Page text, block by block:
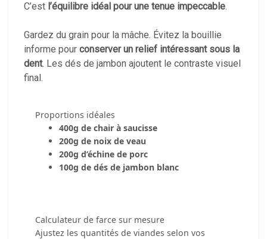
C’est l’équilibre idéal pour une tenue impeccable.
Gardez du grain pour la mâche. Évitez la bouillie
informe pour conserver un relief intéressant sous la
dent. Les dés de jambon ajoutent le contraste visuel
final.
Proportions idéales
400g de chair à saucisse
200g de noix de veau
200g d’échine de porc
100g de dés de jambon blanc
Calculateur de farce sur mesure
Ajustez les quantités de viandes selon vos